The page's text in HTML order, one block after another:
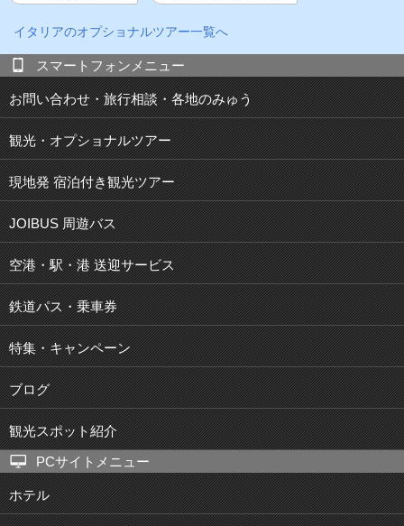
イタリアのオプショナルツアー一覧へ
スマートフォンメニュー
お問い合わせ・旅行相談・各地のみゅう
観光・オプショナルツアー
現地発 宿泊付き観光ツアー
JOIBUS 周遊バス
空港・駅・港 送迎サービス
鉄道パス・乗車券
特集・キャンペーン
ブログ
観光スポット紹介
PCサイトメニュー
ホテル